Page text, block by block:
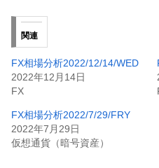
関連
FX相場分析2022/12/14/WED
2022年12月14日
FX
FX相場分析2022/7/29/FRY
2022年7月29日
仮想通貨（暗号資産）